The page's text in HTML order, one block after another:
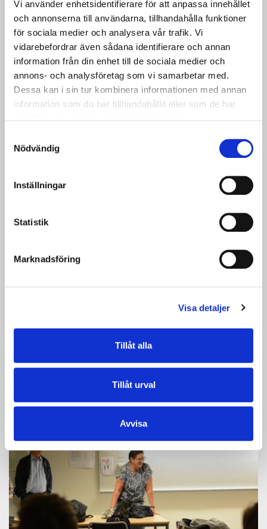
Vi använder enhetsidentifierare för att anpassa innehållet
och annonserna till användarna, tillhandahålla funktioner
för sociala medier och analysera vår trafik. Vi
vidarebefordrar även sådana identifierare och annan
information från din enhet till de sociala medier och
annons- och analysföretag som vi samarbetar med.
Dessa kan i sin tur kombinera informationen med annan
information som du har tillhandahållit eller som de har
Nödvändig
Inställningar
Statistik
Marknadsföring
Visa detaljer
Tillåt alla
Tillåt urval
Avvisa